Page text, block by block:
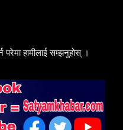
परेमा हामीलाई सम्झनुहोस् ।